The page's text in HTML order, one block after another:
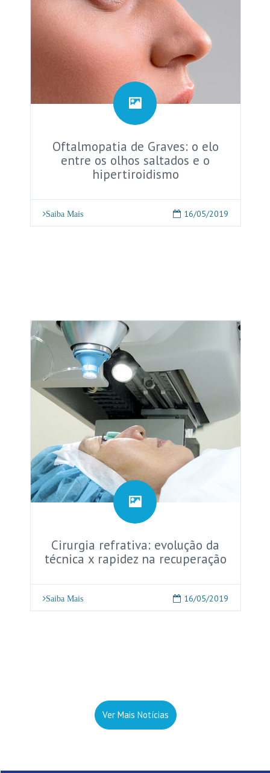
Oftalmopatia de Graves: o elo
entre os olhos saltados e o
hipertiroidismo
Saiba Mais 16/05/2019
Cirurgia refrativa: evolução da
técnica x rapidez na recuperação
Saiba Mais 16/05/2019
Ver Mais Notícias